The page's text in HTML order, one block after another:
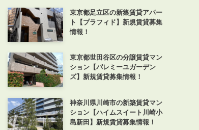
東京都足立区の新築賃貸アパー
ト【プラフィド】新規賃貸募集
情報！
東京都世田谷区の分譲賃貸マン
ション【パレミーユガーデン
ズ】新規賃貸募集情報！
神奈川県川崎市の新築賃貸マン
ション【ハイムスイート川崎小
島新田】新規賃貸募集情報！